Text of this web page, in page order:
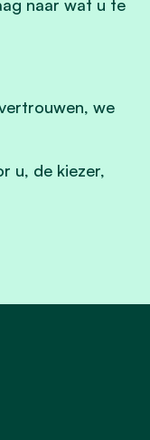
naar wat u te
we
u, de kiezer,